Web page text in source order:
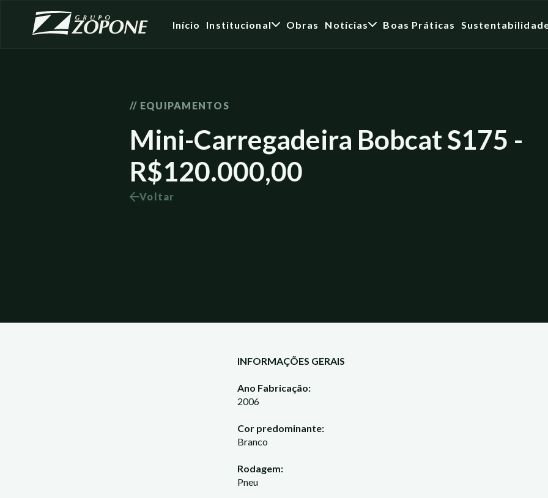
Início Institucional Obras Notícias Boas Práticas
// EQUIPAMENTOS
Mini-Carregadeira Bobcat S175 -
R$120.000,00
Voltar
INFORMAÇÕES GERAIS
Ano Fabricação:
2006
Cor predominante:
Branco
Rodagem:
Pneu